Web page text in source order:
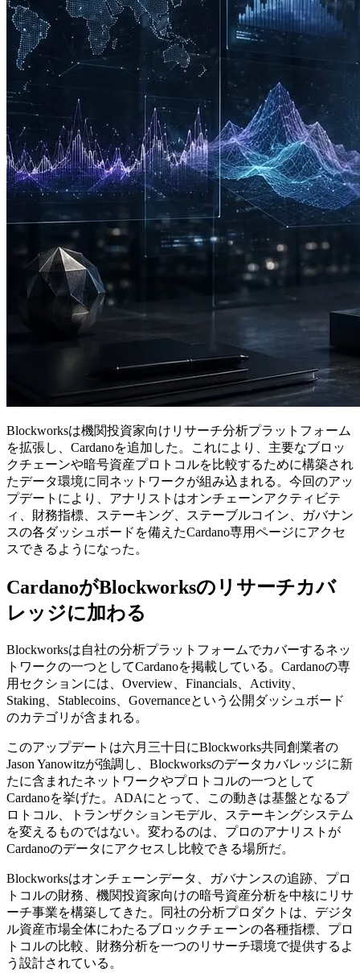
Blockworksは機関投資家向けリサーチ分析プラットフォーム
を拡張し、Cardanoを追加した。これにより、主要なブロッ
クチェーンや暗号資産プロトコルを比較するために構築され
たデータ環境に同ネットワークが組み込まれる。今回のアッ
プデートにより、アナリストはオンチェーンアクティビテ
ィ、財務指標、ステーキング、ステーブルコイン、ガバナン
スの各ダッシュボードを備えたCardano専用ページにアクセ
スできるようになった。
CardanoがBlockworksのリサーチカバ
レッジに加わる
Blockworksは自社の分析プラットフォームでカバーするネッ
トワークの一つとしてCardanoを掲載している。Cardanoの専
用セクションには、Overview、Financials、Activity、
Staking、Stablecoins、Governanceという公開ダッシュボード
のカテゴリが含まれる。
このアップデートは六月三十日にBlockworks共同創業者の
Jason Yanowitzが強調し、Blockworksのデータカバレッジに新
たに含まれたネットワークやプロトコルの一つとして
Cardanoを挙げた。ADAにとって、この動きは基盤となるプ
ロトコル、トランザクションモデル、ステーキングシステム
を変えるものではない。変わるのは、プロのアナリストが
Cardanoのデータにアクセスし比較できる場所だ。
Blockworksはオンチェーンデータ、ガバナンスの追跡、プロ
トコルの財務、機関投資家向けの暗号資産分析を中核にリサ
ーチ事業を構築してきた。同社の分析プロダクトは、デジタ
ル資産市場全体にわたるブロックチェーンの各種指標、プロ
トコルの比較、財務分析を一つのリサーチ環境で提供するよ
う設計されている。